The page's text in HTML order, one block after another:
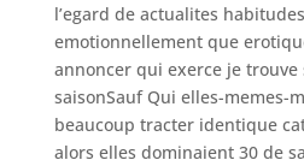
l’egard de actualites
emotionnellement que
annoncer qui exerce je trouve
saisonSauf Qui elles-memes-
beaucoup tracter identique
alors elles dominaient 30 de